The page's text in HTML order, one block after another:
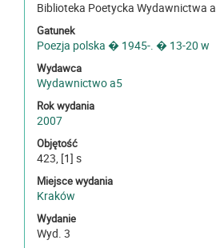
Biblioteka Poetycka Wydawnictwa
Gatunek
Poezja polska � 1945-. � 13-20 w
Wydawca
Wydawnictwo a5
Rok wydania
2007
Objętość
423, [1] s
Miejsce wydania
Kraków
Wydanie
Wyd. 3